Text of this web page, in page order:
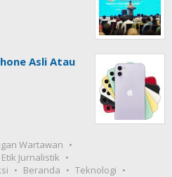
Asli Atau
Wartawan
Jurnalistik
Beranda
Teknologi